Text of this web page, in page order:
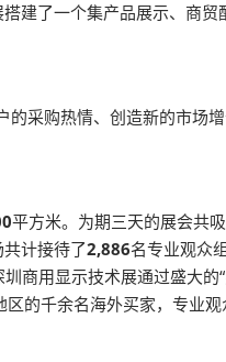
建了一个集产品展示、商
采购热情、创造新的市场
平方米。为期三天的展会共
计接待了2,886名专业观众
商用显示技术展通过盛大的
的千余名海外买家，专业观